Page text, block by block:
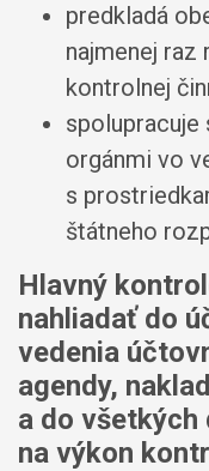
predkladá
najmenej raz
kontrolnej
spolupracuje
orgánmi vo
s
štátneho
Hlavný
nahliadať do
vedenia
agendy,
a do všetkých
na výkon